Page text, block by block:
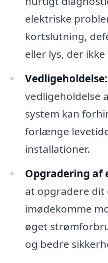
elektriske
kortslutning,
eller lys, der
Vedligeholdelse:
vedligeholdelse
system kan
forlænge
installationer.
Opgradering af
at opgradere dit
imødekomme
øget
og bedre